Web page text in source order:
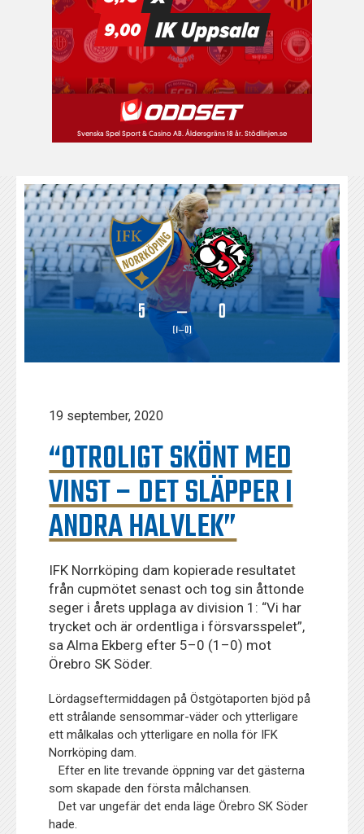
19 september, 2020
“OTROLIGT SKÖNT MED
VINST – DET SLÄPPER I
ANDRA HALVLEK”
IFK Norrköping dam kopierade resultatet
från cupmötet senast och tog sin åttonde
seger i årets upplaga av division 1: “Vi har
trycket och är ordentliga i försvarsspelet”,
sa Alma Ekberg efter 5–0 (1–0) mot
Örebro SK Söder.
Lördagseftermiddagen på Östgötaporten bjöd på
ett strålande sensommar-väder och ytterligare
ett målkalas och ytterligare en nolla för IFK
Norrköping dam.
Efter en lite trevande öppning var det gästerna
som skapade den första målchansen.
Det var ungefär det enda läge Örebro SK Söder
hade.